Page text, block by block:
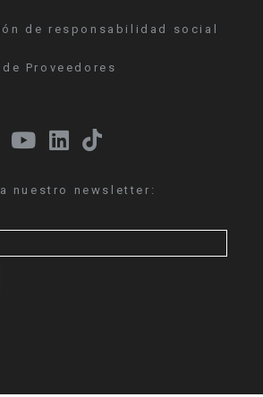
de responsabilidad social
Proveedores
nuestro newsletter: